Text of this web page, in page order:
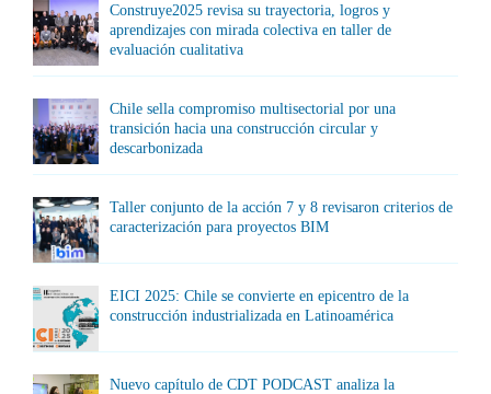
Construye2025 revisa su trayectoria, logros y
aprendizajes con mirada colectiva en taller de
evaluación cualitativa
Chile sella compromiso multisectorial por una
transición hacia una construcción circular y
descarbonizada
Taller conjunto de la acción 7 y 8 revisaron criterios de
caracterización para proyectos BIM
EICI 2025: Chile se convierte en epicentro de la
construcción industrializada en Latinoamérica
Nuevo capítulo de CDT PODCAST analiza la